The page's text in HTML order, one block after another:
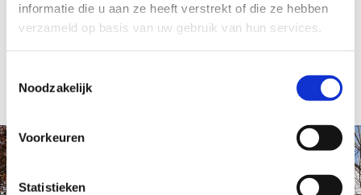
informatie die u aan ze heeft verstrekt of die ze hebben
verzameld op basis van uw gebruik van hun services.
Noodzakelijk
Voorkeuren
Statistieken
Terug naar overzicht